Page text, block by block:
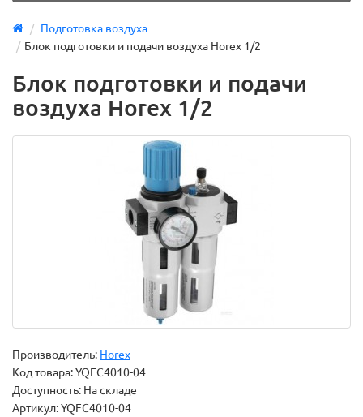
Подготовка воздуха
Блок подготовки и подачи воздуха Horex 1/2
Блок подготовки и подачи
воздуха Horex 1/2
Производитель: Horex
Код товара:YQFC4010-04
Доступность: На складе
Артикул: YQFC4010-04